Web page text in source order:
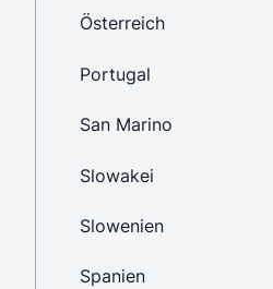
Österreich
Portugal
San Marino
Slowakei
Slowenien
Spanien